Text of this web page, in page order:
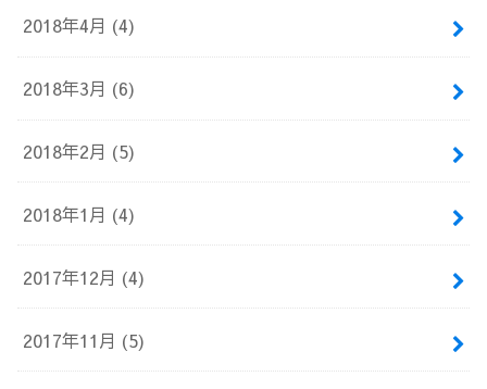
2018年4月 (4)
2018年3月 (6)
2018年2月 (5)
2018年1月 (4)
2017年12月 (4)
2017年11月 (5)